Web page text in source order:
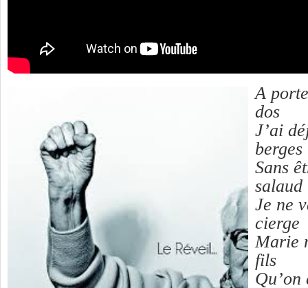
A
dos
J’ai
berges
Sans
salaud
Je ne
cierge
Marie
fils